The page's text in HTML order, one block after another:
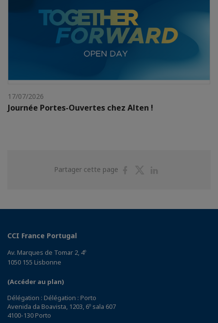
17/07/2026
Journée Portes-Ouvertes chez Alten !
Partager cette page
PartagerPartager
CCI France Portugal
Av. Marques de Tomar 2, 4º
1050 155 Lisbonne
(Accéder au plan)
Délégation : Délégation : Porto
Avenida da Boavista, 1203, 6º sala 607
4100-130 Porto